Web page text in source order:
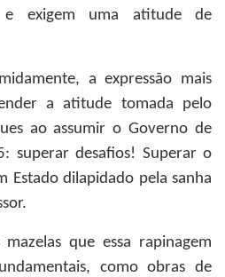
e exigem uma atitude de
a expressão mais
a atitude tomada pelo
ao assumir o Governo de
superar desafios! Superar o
Estado dilapidado pela sanha
que essa rapinagem
como obras de